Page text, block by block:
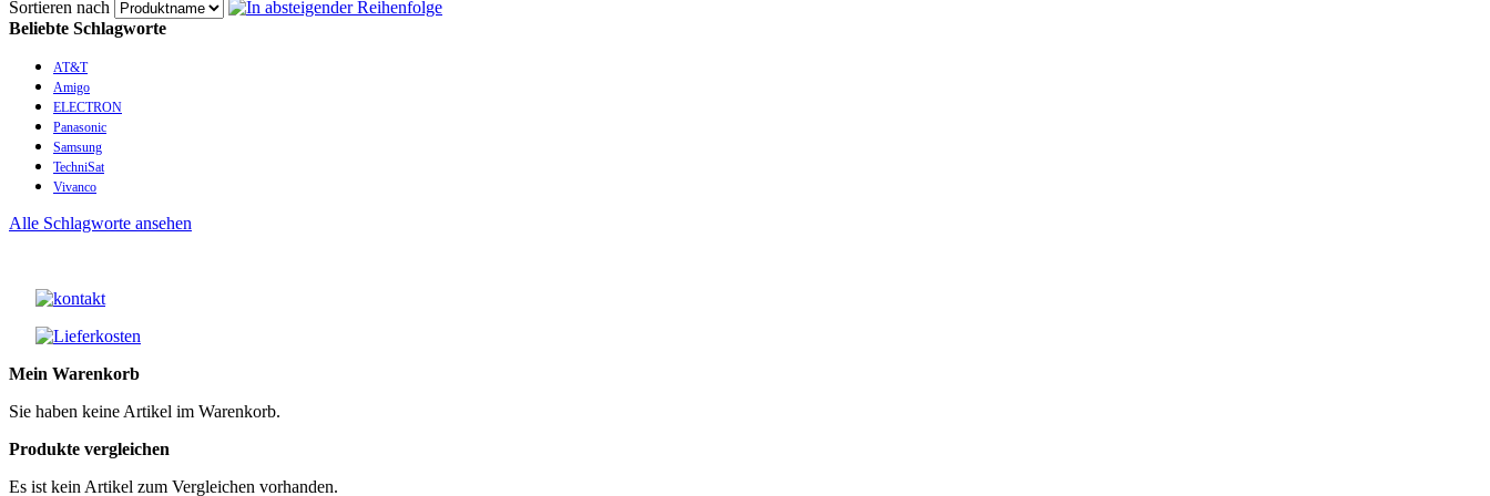
Sortieren nach
Beliebte Schlagworte
AT&T
Amigo
ELECTRON
Panasonic
Samsung
TechniSat
Vivanco
Alle Schlagworte ansehen
Mein Warenkorb
Sie haben keine Artikel im Warenkorb.
Produkte vergleichen
Es ist kein Artikel zum Vergleichen vorhanden.